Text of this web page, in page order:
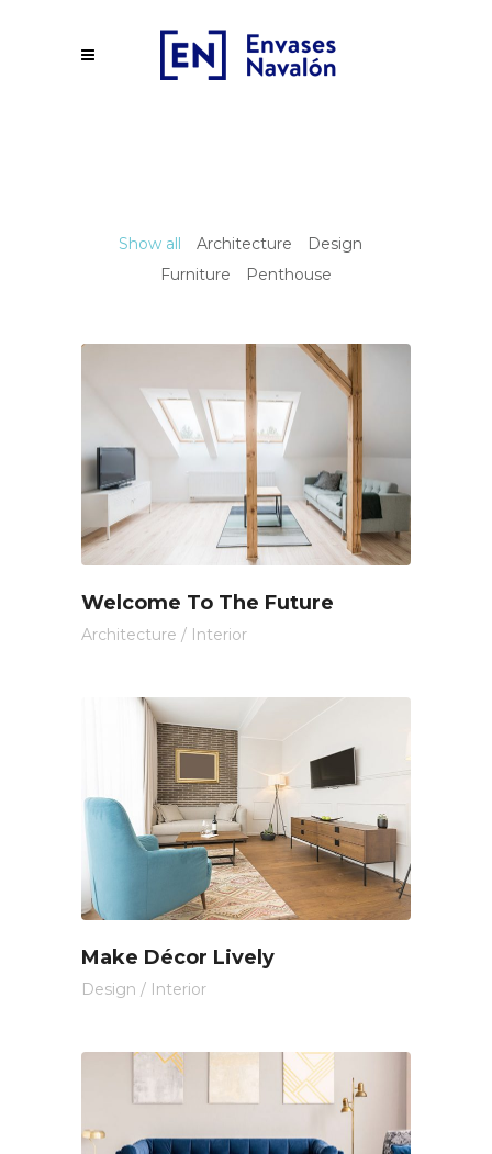
Show all Architecture
Design
Furniture
Penthouse
Welcome To The Future
Architecture / Interior
Make Décor Lively
Design / Interior